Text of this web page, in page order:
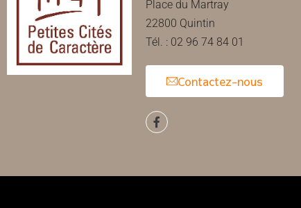
Place du Martray
22800 Quintin
Tél. : 02 96 74 84 01
Contactez-nous